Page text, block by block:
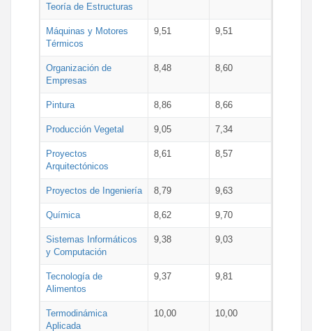
Teoría de Estructuras
Máquinas y Motores
Térmicos
9,51 9,51
Organización de
Empresas
8,48 8,60
Pintura 8,86 8,66
Producción Vegetal 9,05 7,34
Proyectos
Arquitectónicos
8,61 8,57
Proyectos de Ingeniería 8,79 9,63
Química 8,62 9,70
Sistemas Informáticos
y Computación
9,38 9,03
Tecnología de
Alimentos
9,37 9,81
Termodinámica
Aplicada
10,00 10,00